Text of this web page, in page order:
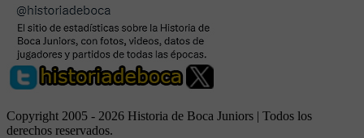
Copyright 2005 - 2026 Historia de Boca Juniors | Todos los
derechos reservados.